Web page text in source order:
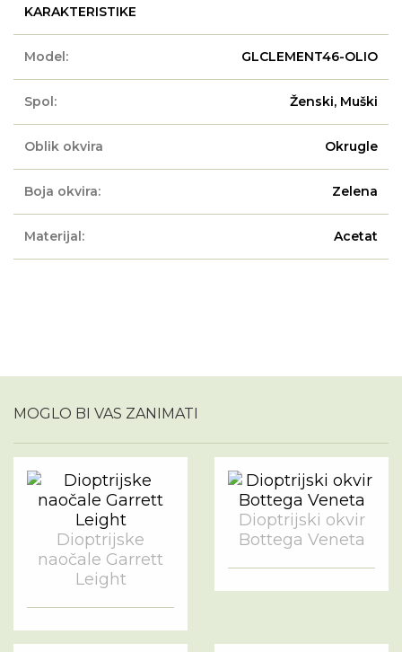
KARAKTERISTIKE
Model: GLCLEMENT46-OLIO
Spol: Ženski, Muški
Oblik okvira Okrugle
Boja okvira: Zelena
Materijal: Acetat
MOGLO BI VAS ZANIMATI
Dioptrijske
naočale Garrett
Leight
Dioptrijski okvir
Bottega Veneta